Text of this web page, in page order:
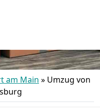
am Main » Umzug von